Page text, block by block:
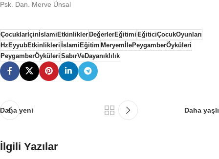
Psk. Dan. Merve Ünsal
ÇocuklarİçinİslamiEtkinliklerDeğerlerEğitimi EğiticiÇocukOyunları
HzEyyubEtkinlikleri İslamiEğitim MeryemİlePeygamberÖyküleri
PeygamberÖyküleri SabırVeDayanıklılık
Daha yeni Daha yaşlı
İlgili Yazılar